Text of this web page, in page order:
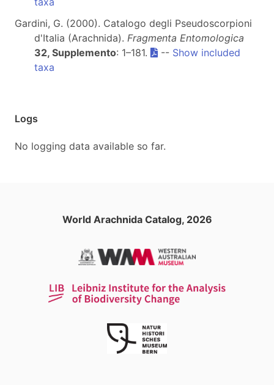
Gardini, G. (2000). Catalogo degli Pseudoscorpioni
d'Italia (Arachnida). Fragmenta Entomologica
32, Supplemento: 1–181. -- Show included
taxa
Logs
No logging data available so far.
World Arachnida Catalog, 2026